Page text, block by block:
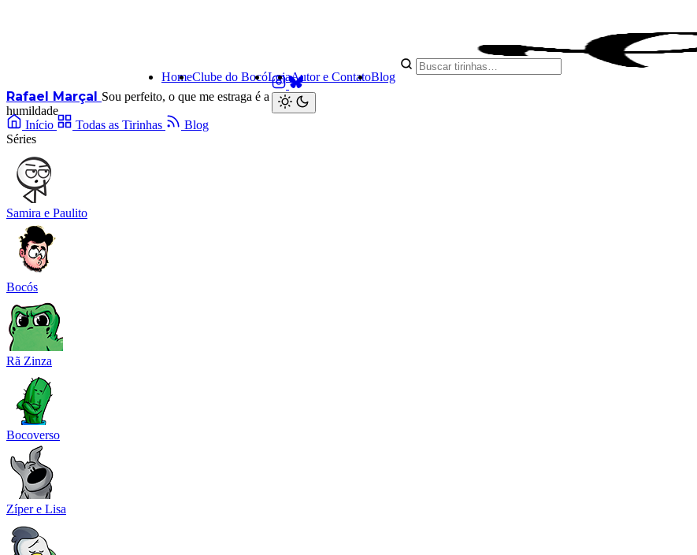
Rafael Marçal Sou perfeito, o que me estraga é a minha
humildade
HomeClube do BocóLojaAutor e ContatoBlog
Início Todas as Tirinhas
Blog
Séries
Samira e Paulito
Bocós
Rã Zinza
Bocoverso
Zíper e Lisa